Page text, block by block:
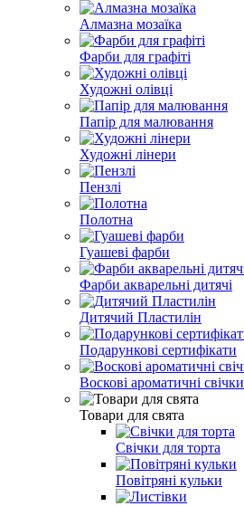
Алмазна мозаїка
Фарби для графіті
Художні олівці
Папір для малювання
Художні лінери
Пензлі
Полотна
Гуашеві фарби
Фарби акварельні дитячі
Дитячий Пластилін
Подарункові сертифікати
Воскові ароматичні свічки
Товари для свята
Свічки для торта
Повітряні кульки